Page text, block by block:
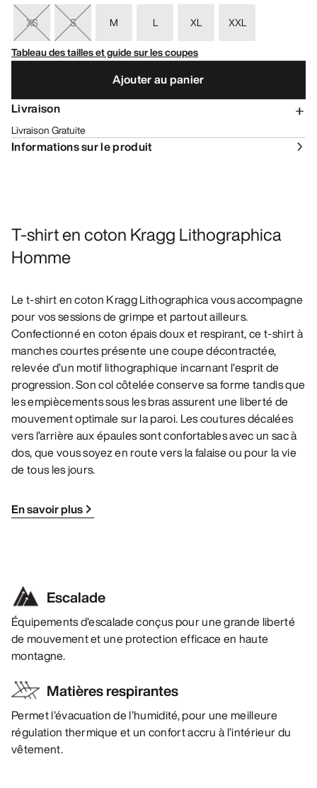
XS S M L XL
XXL
Tableau des tailles et guide sur les coupes
Ajouter au panier
Livraison
Livraison Gratuite
Informations sur le produit
T-shirt en coton Kragg Lithographica
Homme
Le t-shirt en coton Kragg Lithographica vous accompagne
pour vos sessions de grimpe et partout ailleurs.
Confectionné en coton épais doux et respirant, ce t-shirt à
manches courtes présente une coupe décontractée,
relevée d’un motif lithographique incarnant l’esprit de
progression. Son col côtelée conserve sa forme tandis que
les empiècements sous les bras assurent une liberté de
mouvement optimale sur la paroi. Les coutures décalées
vers l’arrière aux épaules sont confortables avec un sac à
dos, que vous soyez en route vers la falaise ou pour la vie
de tous les jours.
En savoir plus
Escalade
Équipements d’escalade conçus pour une grande liberté
de mouvement et une protection efficace en haute
montagne.
Matières respirantes
Permet l’évacuation de l’humidité, pour une meilleure
régulation thermique et un confort accru à l’intérieur du
vêtement.